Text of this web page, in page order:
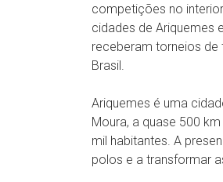
competições no
cidades de Ariquemes
receberam torneios
Brasil.
Ariquemes é uma
Moura, a quase 500
mil habitantes. A
polos e a transformar